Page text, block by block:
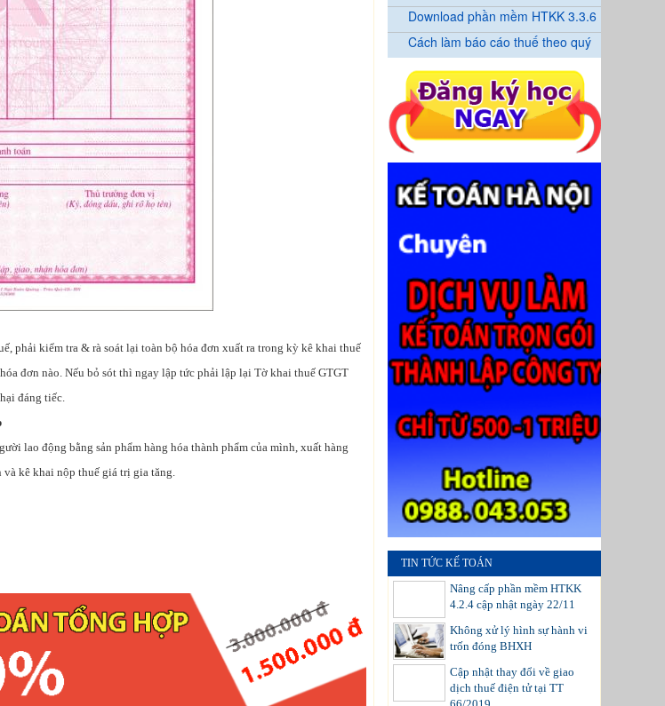
phải kiểm tra & rà soát lại toàn bộ hóa đơn xuất ra trong kỳ kê khai thuế
đơn nào. Nếu bỏ sót thì ngay lập tức phải lập lại Tờ khai thuế GTGT
đáng tiếc.
lao động bằng sản phẩm hàng hóa thành phẩm của mình, xuất hàng
kê khai nộp thuế giá trị gia tăng.
Download phần mềm HTKK 3.3.6
Cách làm báo cáo thuế theo quý
TIN TỨC KẾ TOÁN
Nâng cấp phần mềm HTKK
4.2.4 cập nhật ngày 22/11
Không xử lý hình sự hành vi
trốn đóng BHXH
Cập nhật thay đổi về giao
dịch thuế điện tử tại TT